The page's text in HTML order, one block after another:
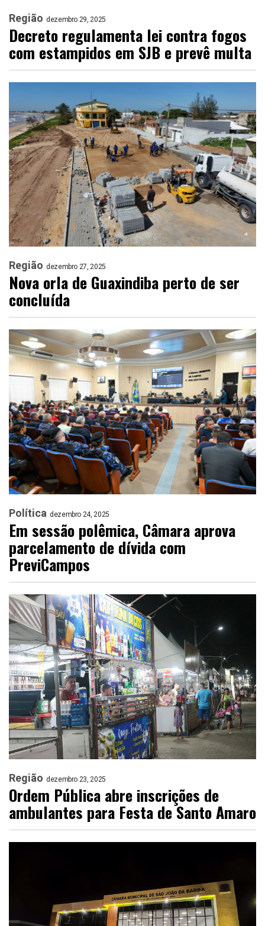
Região dezembro 29, 2025
Decreto regulamenta lei contra fogos
com estampidos em SJB e prevê multa
Região dezembro 27, 2025
Nova orla de Guaxindiba perto de ser
concluída
Política dezembro 24, 2025
Em sessão polêmica, Câmara aprova
parcelamento de dívida com
PreviCampos
Região dezembro 23, 2025
Ordem Pública abre inscrições de
ambulantes para Festa de Santo Amaro